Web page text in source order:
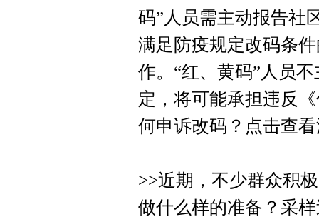
码”人员需主动报告社
满足防疫规定改码条
作。“红、黄码”人员
定，将可能承担违反
何申诉改码？点击查看
>>近期，不少群众积
做什么样的准备？采